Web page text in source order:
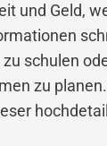
und Geld,
schulen
zu